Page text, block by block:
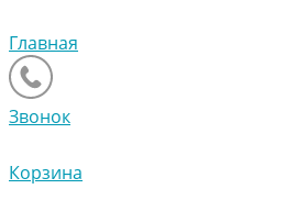
Главная
Звонок
Корзина